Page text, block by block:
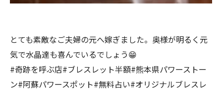
とても素敵なご夫婦の元へ嫁ぎました。奥様が明るく元
気で水晶達も喜んでいるでしょう😁
#奇跡を呼ぶ店#ブレスレット半額#熊本県パワーストー
ン#阿蘇パワースポット#無料占い#オリジナルブレスレ